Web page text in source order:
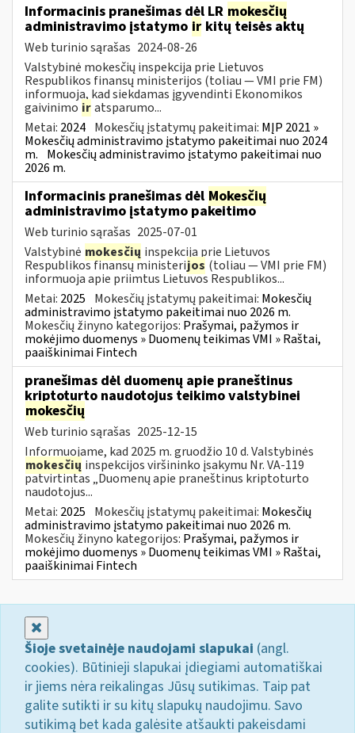
Informacinis pranešimas dėl LR mokesčių
administravimo įstatymo ir kitų teisės aktų
Web turinio sąrašas 2024-08-26
Valstybinė mokesčių inspekcija prie Lietuvos
Respublikos finansų ministerijos (toliau — VMI prie FM)
informuoja, kad siekdamas įgyvendinti Ekonomikos
gaivinimo iratsparumo...
Metai: 2024 Mokesčių įstatymų pakeitimai: MĮP 2021 »
Mokesčių administravimo įstatymo pakeitimai nuo 2024
m. Mokesčių administravimo įstatymo pakeitimai nuo
2026 m.
Informacinis pranešimas dėl Mokesčių
administravimo įstatymo pakeitimo
Web turinio sąrašas 2025-07-01
Valstybinė mokesčių inspekcija prie Lietuvos
Respublikos finansų ministerijos (toliau — VMI prie FM)
informuoja apie priimtus Lietuvos Respublikos...
Metai: 2025 Mokesčių įstatymų pakeitimai: Mokesčių
administravimo įstatymo pakeitimai nuo 2026 m.
Mokesčių žinyno kategorijos: Prašymai, pažymos ir
mokėjimo duomenys » Duomenų teikimas VMI » Raštai,
paaiškinimai Fintech
pranešimas dėl duomenų apie praneštinus
kriptoturto naudotojus teikimo valstybinei
mokesčių
Web turinio sąrašas 2025-12-15
Informuojame, kad 2025 m. gruodžio 10 d. Valstybinės
mokesčių inspekcijos viršininko įsakymu Nr. VA-119
patvirtintas „Duomenų apie praneštinus kriptoturto
naudotojus...
Metai: 2025 Mokesčių įstatymų pakeitimai: Mokesčių
administravimo įstatymo pakeitimai nuo 2026 m.
Mokesčių žinyno kategorijos: Prašymai, pažymos ir
mokėjimo duomenys » Duomenų teikimas VMI » Raštai,
paaiškinimai Fintech
Šioje svetainėje naudojami slapukai (angl.
cookies). Būtinieji slapukai įdiegiami automatiškai
ir jiems nėra reikalingas Jūsų sutikimas. Taip pat
galite sutikti ir su kitų slapukų naudojimu. Savo
sutikimą bet kada galėsite atšaukti pakeisdami